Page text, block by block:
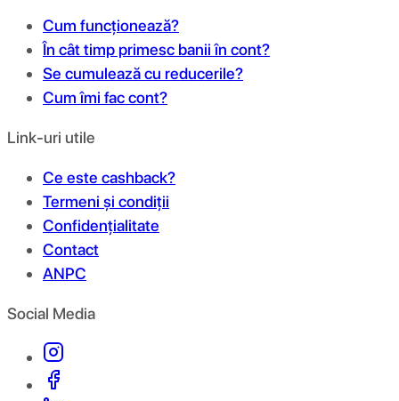
Cum funcționează?
În cât timp primesc banii în cont?
Se cumulează cu reducerile?
Cum îmi fac cont?
Link-uri utile
Ce este cashback?
Termeni și condiții
Confidențialitate
Contact
ANPC
Social Media